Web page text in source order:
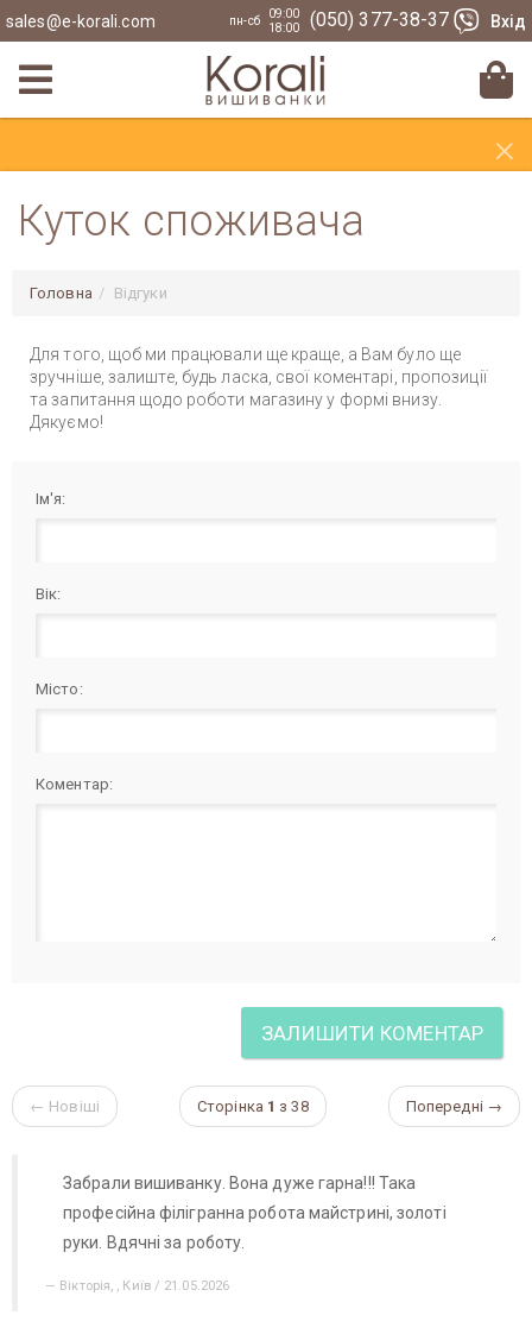
sales@e-korali.com пн-сб
09:00
18:00
(050) 377-38-37 Вхід
×
Куток споживача
Головна Відгуки
Для того, щоб ми працювали ще краще, а Вам було ще
зручніше, залиште, будь ласка, свої коментарі, пропозиції
та запитання щодо роботи магазину у формі внизу.
Дякуємо!
Ім'я:
Вік:
Місто:
Коментар:
← Новіші Сторінка 1 з 38 Попередні →
Забрали вишиванку. Вона дуже гарна!!! Така
професійна філігранна робота майстрині, золоті
руки. Вдячні за роботу.
Вікторія, , Київ / 21.05.2026